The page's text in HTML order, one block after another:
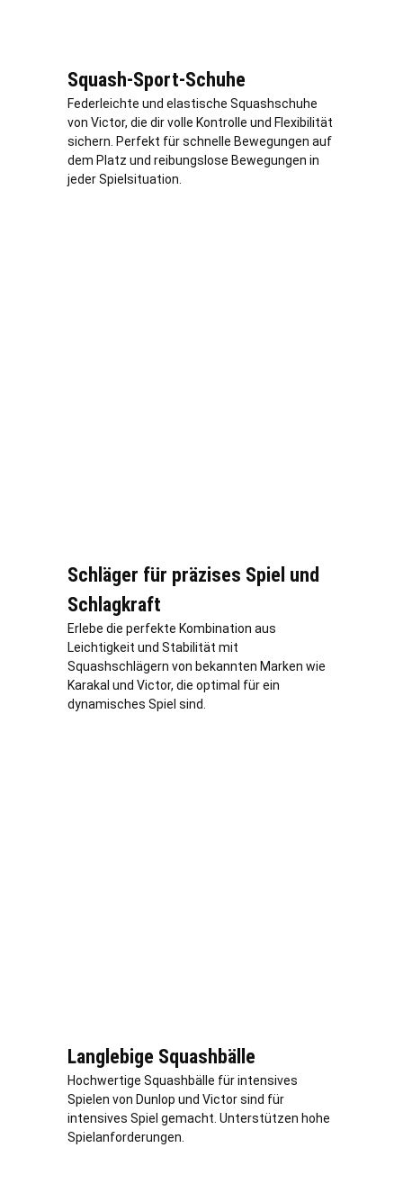
Squash-Sport-Schuhe
Federleichte und elastische Squashschuhe
von Victor, die dir volle Kontrolle und Flexibilität
sichern. Perfekt für schnelle Bewegungen auf
dem Platz und reibungslose Bewegungen in
jeder Spielsituation.
Schläger für präzises Spiel und
Schlagkraft
Erlebe die perfekte Kombination aus
Leichtigkeit und Stabilität mit
Squashschlägern von bekannten Marken wie
Karakal und Victor, die optimal für ein
dynamisches Spiel sind.
Langlebige Squashbälle
Hochwertige Squashbälle für intensives
Spielen von Dunlop und Victor sind für
intensives Spiel gemacht. Unterstützen hohe
Spielanforderungen.